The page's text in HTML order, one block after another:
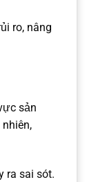
ro, nâng
sản
ra sai sót.